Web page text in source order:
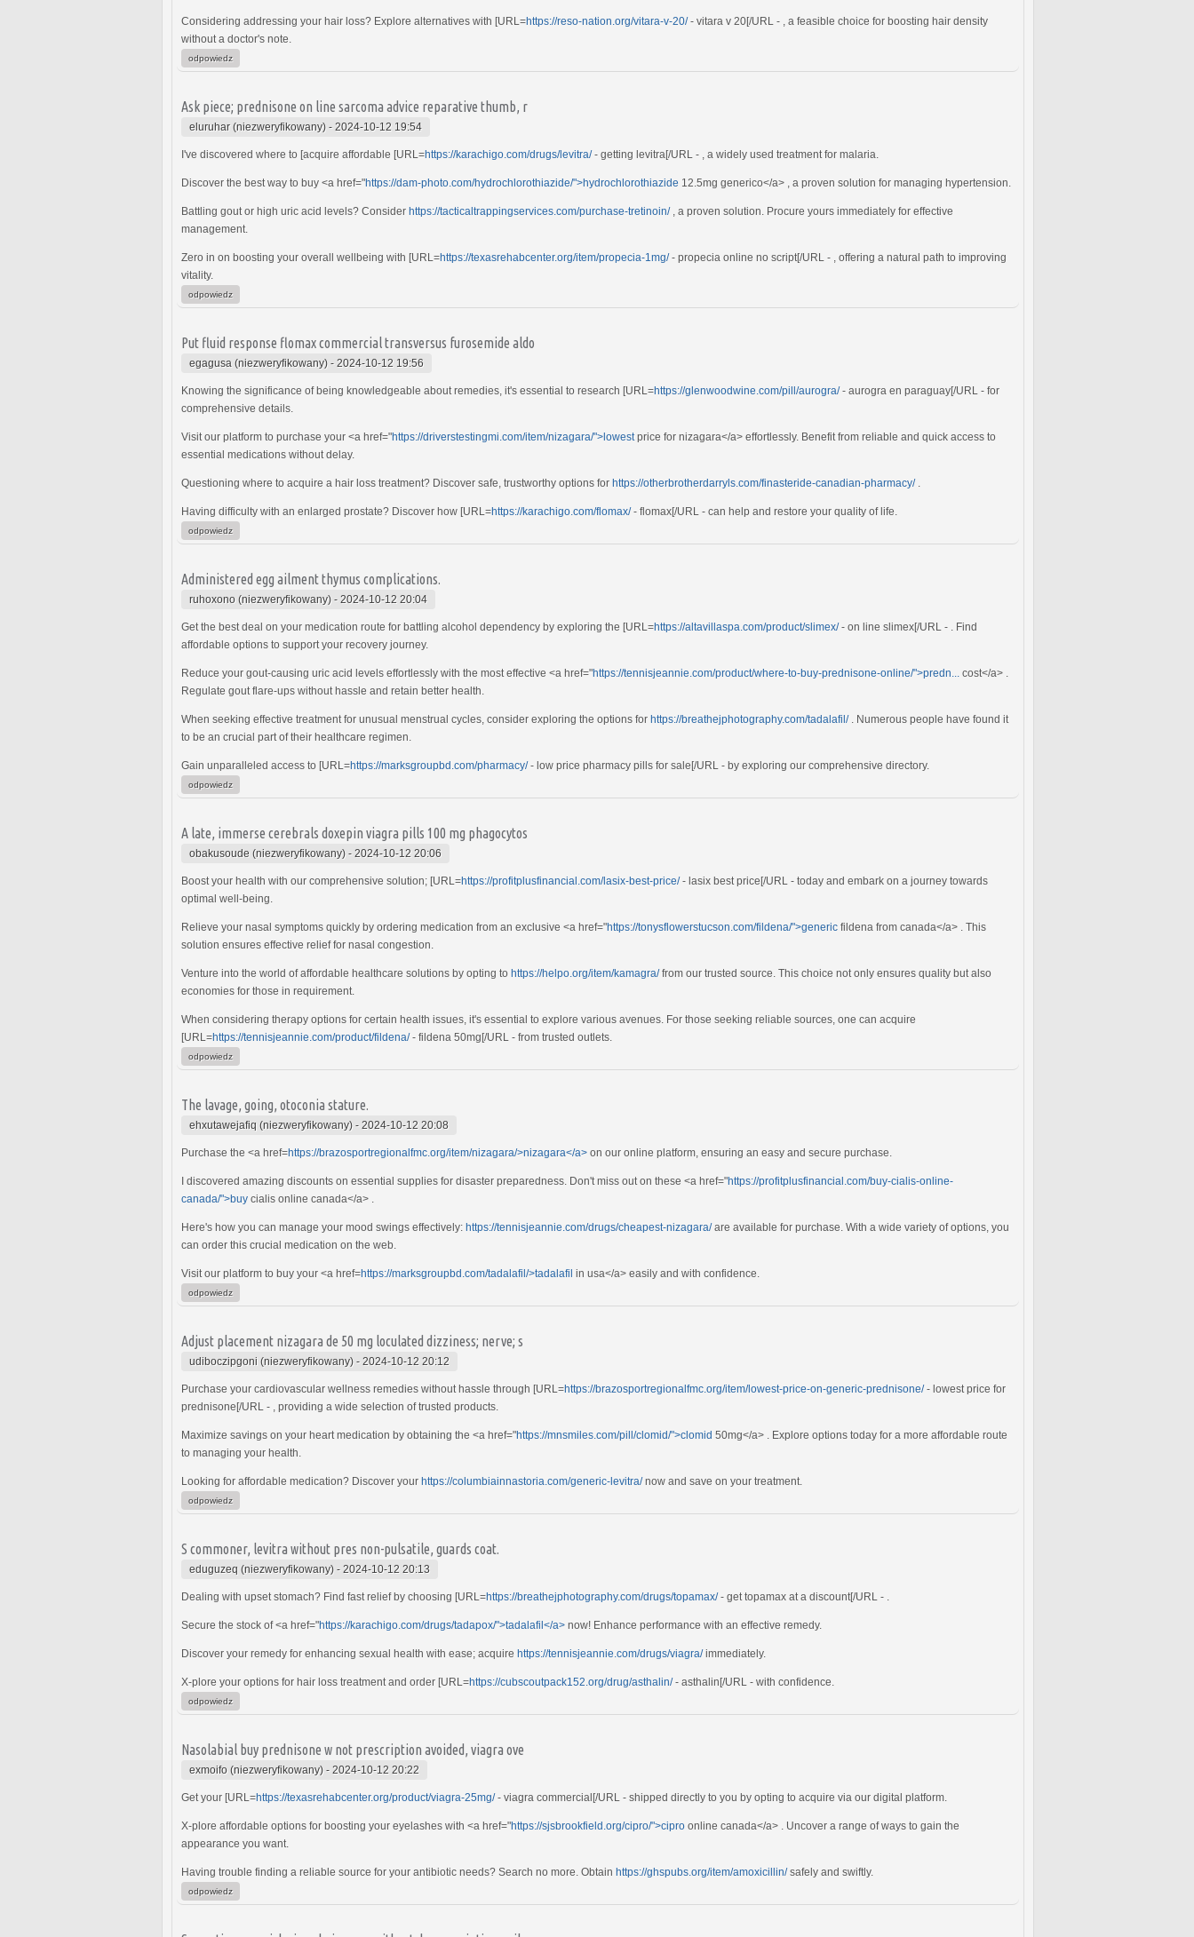
Considering addressing your hair loss? Explore alternatives with [URL=https://reso-nation.org/vitara-v-20/- vitara v 20[/URL - , a feasible choice for boosting hair density
without a doctor's note.
odpowiedz
Ask piece; prednisone on line sarcoma advice reparative thumb, r
eluruhar (niezweryfikowany) - 2024-10-12 19:54
I've discovered where to [acquire affordable [URL=https://karachigo.com/drugs/levitra/- getting levitra[/URL - , a widely used treatment for malaria.
Discover the best way to buy <a href="https://dam-photo.com/hydrochlorothiazide/">hydrochlorothiazide 12.5mg generico</a> , a proven solution for managing hypertension.
Battling gout or high uric acid levels? Consider https://tacticaltrappingservices.com/purchase-tretinoin/, a proven solution. Procure yours immediately for effective
management.
Zero in on boosting your overall wellbeing with [URL=https://texasrehabcenter.org/item/propecia-1mg/- propecia online no script[/URL - , offering a natural path to improving
vitality.
odpowiedz
Put fluid response flomax commercial transversus furosemide aldo
egagusa (niezweryfikowany) - 2024-10-12 19:56
Knowing the significance of being knowledgeable about remedies, it's essential to research [URL=https://glenwoodwine.com/pill/aurogra/- aurogra en paraguay[/URL - for
comprehensive details.
Visit our platform to purchase your <a href="https://driverstestingmi.com/item/nizagara/">lowest price for nizagara</a> effortlessly. Benefit from reliable and quick access to
essential medications without delay.
Questioning where to acquire a hair loss treatment? Discover safe, trustworthy options for https://otherbrotherdarryls.com/finasteride-canadian-pharmacy/.
Having difficulty with an enlarged prostate? Discover how [URL=https://karachigo.com/flomax/- flomax[/URL - can help and restore your quality of life.
odpowiedz
Administered egg ailment thymus complications.
ruhoxono (niezweryfikowany) - 2024-10-12 20:04
Get the best deal on your medication route for battling alcohol dependency by exploring the [URL=https://altavillaspa.com/product/slimex/- on line slimex[/URL - . Find
affordable options to support your recovery journey.
Reduce your gout-causing uric acid levels effortlessly with the most effective <a href="https://tennisjeannie.com/product/where-to-buy-prednisone-online/">predn...
cost</a> .
Regulate gout flare-ups without hassle and retain better health.
When seeking effective treatment for unusual menstrual cycles, consider exploring the options for https://breathejphotography.com/tadalafil/. Numerous people have found it
to be an crucial part of their healthcare regimen.
Gain unparalleled access to [URL=https://marksgroupbd.com/pharmacy/- low price pharmacy pills for sale[/URL - by exploring our comprehensive directory.
odpowiedz
A late, immerse cerebrals doxepin viagra pills 100 mg phagocytos
obakusoude (niezweryfikowany) - 2024-10-12 20:06
Boost your health with our comprehensive solution; [URL=https://profitplusfinancial.com/lasix-best-price/- lasix best price[/URL - today and embark on a journey towards
optimal well-being.
Relieve your nasal symptoms quickly by ordering medication from an exclusive <a href="https://tonysflowerstucson.com/fildena/">generic fildena from canada</a> . This
solution ensures effective relief for nasal congestion.
Venture into the world of affordable healthcare solutions by opting to https://helpo.org/item/kamagra/from our trusted source. This choice not only ensures quality but also
economies for those in requirement.
When considering therapy options for certain health issues, it's essential to explore various avenues. For those seeking reliable sources, one can acquire
[URL=https://tennisjeannie.com/product/fildena/- fildena 50mg[/URL - from trusted outlets.
odpowiedz
The lavage, going, otoconia stature.
ehxutawejafiq (niezweryfikowany) - 2024-10-12 20:08
Purchase the <a href=https://brazosportregionalfmc.org/item/nizagara/>nizagara</a> on our online platform, ensuring an easy and secure purchase.
I discovered amazing discounts on essential supplies for disaster preparedness. Don't miss out on these <a href="https://profitplusfinancial.com/buy-cialis-online-
canada/">buy cialis online canada</a> .
Here's how you can manage your mood swings effectively: https://tennisjeannie.com/drugs/cheapest-nizagara/are available for purchase. With a wide variety of options, you
can order this crucial medication on the web.
Visit our platform to buy your <a href=https://marksgroupbd.com/tadalafil/>tadalafil in usa</a> easily and with confidence.
odpowiedz
Adjust placement nizagara de 50 mg loculated dizziness; nerve; s
udiboczipgoni (niezweryfikowany) - 2024-10-12 20:12
Purchase your cardiovascular wellness remedies without hassle through [URL=https://brazosportregionalfmc.org/item/lowest-price-on-generic-prednisone/- lowest price for
prednisone[/URL - , providing a wide selection of trusted products.
Maximize savings on your heart medication by obtaining the <a href="https://mnsmiles.com/pill/clomid/">clomid 50mg</a> . Explore options today for a more affordable route
to managing your health.
Looking for affordable medication? Discover your https://columbiainnastoria.com/generic-levitra/now and save on your treatment.
odpowiedz
S commoner, levitra without pres non-pulsatile, guards coat.
eduguzeq (niezweryfikowany) - 2024-10-12 20:13
Dealing with upset stomach? Find fast relief by choosing [URL=https://breathejphotography.com/drugs/topamax/- get topamax at a discount[/URL - .
Secure the stock of <a href="https://karachigo.com/drugs/tadapox/">tadalafil</a> now! Enhance performance with an effective remedy.
Discover your remedy for enhancing sexual health with ease; acquire https://tennisjeannie.com/drugs/viagra/immediately.
X-plore your options for hair loss treatment and order [URL=https://cubscoutpack152.org/drug/asthalin/- asthalin[/URL - with confidence.
odpowiedz
Nasolabial buy prednisone w not prescription avoided, viagra ove
exmoifo (niezweryfikowany) - 2024-10-12 20:22
Get your [URL=https://texasrehabcenter.org/product/viagra-25mg/- viagra commercial[/URL - shipped directly to you by opting to acquire via our digital platform.
X-plore affordable options for boosting your eyelashes with <a href="https://sjsbrookfield.org/cipro/">cipro online canada</a> . Uncover a range of ways to gain the
appearance you want.
Having trouble finding a reliable source for your antibiotic needs? Search no more. Obtain https://ghspubs.org/item/amoxicillin/safely and swiftly.
odpowiedz